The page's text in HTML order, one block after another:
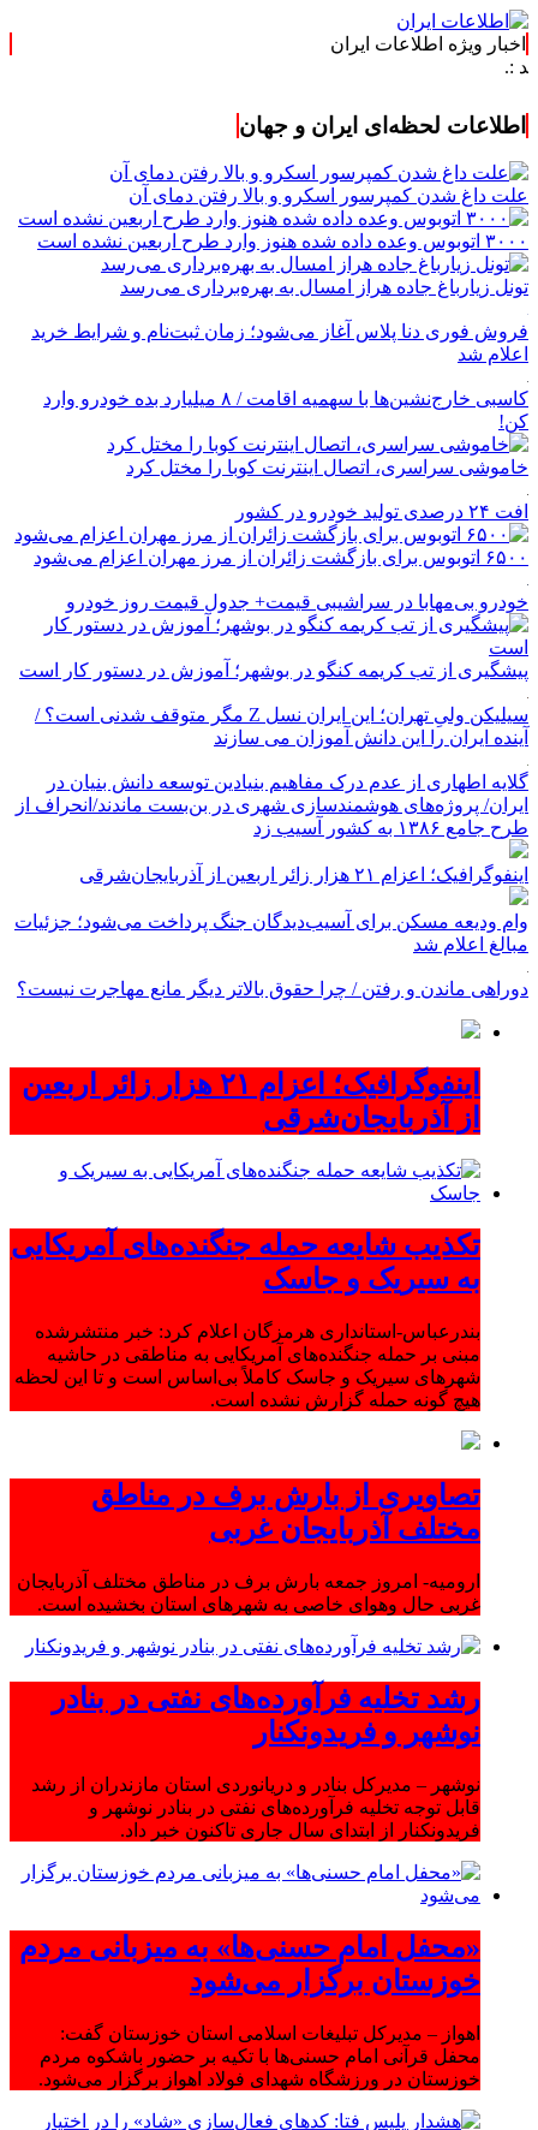
اخبار ویژه اطلاعات ایران
اطلاعات لحظه‌ای ایران و جهان
علت داغ شدن کمپرسور اسکرو و بالا رفتن دمای آن
۳۰۰۰ اتوبوس وعده داده شده هنوز وارد طرح اربعین نشده است
تونل زیارباغ جاده هراز امسال به بهره‌برداری می‌رسد
فروش فوری دنا پلاس آغاز می‌شود؛ زمان ثبت‌نام و شرایط خرید
اعلام شد
کاسبی خارج‌نشین‌ها با سهمیه اقامت / ۸ میلیارد بده خودرو وارد
کن!
خاموشی سراسری، اتصال اینترنت کوبا را مختل کرد
افت ۲۴ درصدی تولید خودرو در کشور
۶۵۰۰ اتوبوس برای بازگشت زائران از مرز مهران اعزام می‌شود
خودرو بی‌مهابا در سراشیبی قیمت+ جدول قیمت روز خودرو
پیشگیری از تب کریمه کنگو در بوشهر؛ آموزش در دستور کار است
سیلیکن ولیِ تهران؛ این ایران نسل Z مگر متوقف شدنی است؟ /
آینده ایران را این دانش آموزان می سازند
گلایه اطهاری از عدم درک مفاهیم بنیادین توسعه دانش بنیان در
ایران/ پروژه‌های هوشمندسازی شهری در بن‌بست ماندند/انحراف از
طرح جامع ۱۳۸۶ به کشور آسیب زد
اینفوگرافیک؛ اعزام ۲۱ هزار زائر اربعین از آذربایجان‌شرقی
وام ودیعه مسکن برای آسیب‌دیدگان جنگ پرداخت می‌شود؛ جزئیات
مبالغ اعلام شد
دوراهی ماندن و رفتن / چرا حقوق بالاتر دیگر مانع مهاجرت نیست؟
اینفوگرافیک؛ اعزام ۲۱ هزار زائر اربعین
از آذربایجان‌شرقی
تکذیب شایعه حمله جنگنده‌های آمریکایی
به سیریک و جاسک
بندرعباس-استانداری هرمزگان اعلام کرد: خبر منتشرشده
مبنی بر حمله جنگنده‌های آمریکایی به مناطقی در حاشیه
شهرهای سیریک و جاسک کاملاً بی‌اساس است و تا این لحظه
هیچ گونه حمله گزارش نشده است.
تصاویری از بارش برف در مناطق
مختلف آذربایجان غربی
ارومیه- امروز جمعه بارش برف در مناطق مختلف آذربایجان
غربی حال وهوای خاصی به شهرهای استان بخشیده است.
رشد تخلیه فرآورده‌های نفتی در بنادر
نوشهر و فریدونکنار
نوشهر – مدیرکل بنادر و دریانوردی استان مازندران از رشد
قابل توجه تخلیه فرآورده‌های نفتی در بنادر نوشهر و
فریدونکنار از ابتدای سال جاری تاکنون خبر داد.
«محفل امام حسنی‌ها» به میزبانی مردم
خوزستان برگزار می‌شود
اهواز – مدیرکل تبلیغات اسلامی استان خوزستان گفت:
محفل قرآنی امام حسنی‌ها با تکیه بر حضور باشکوه مردم
خوزستان در ورزشگاه شهدای فولاد اهواز برگزار می‌شود.